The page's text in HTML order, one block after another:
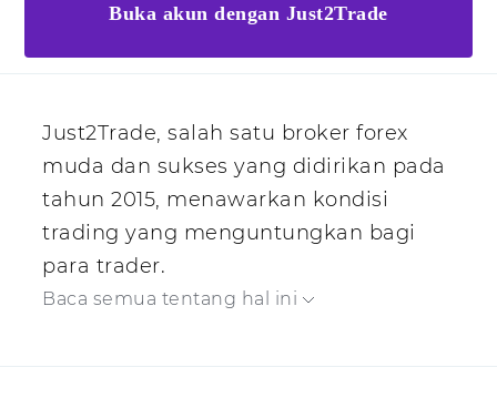
Buka akun dengan Just2Trade
Just2Trade, salah satu broker forex
muda dan sukses yang didirikan pada
tahun 2015, menawarkan kondisi
trading yang menguntungkan bagi
para trader.
Baca semua tentang hal ini